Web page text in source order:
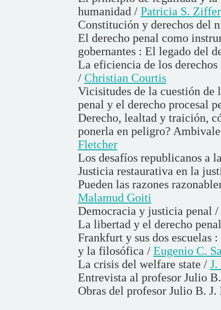
humanidad / Patricia S. Ziffer
Constitución y derechos del
El derecho penal como
gobernantes : El legado del
La eficiencia de los
/ Christian Courtis
Vicisitudes de la cuestión de
penal y el derecho procesal
Derecho, lealtad y traición,
ponerla en peligro?
Fletcher
Los desafíos republicanos a
Justicia restaurativa en la
Pueden las razones
Malamud Goiti
Democracia y justicia penal /
La libertad y el derecho
Frankfurt y sus dos escuelas
y la filosófica / Eugenio C.
La crisis del welfare state / J.
Entrevista al profesor Julio
Obras del profesor Julio B. J.